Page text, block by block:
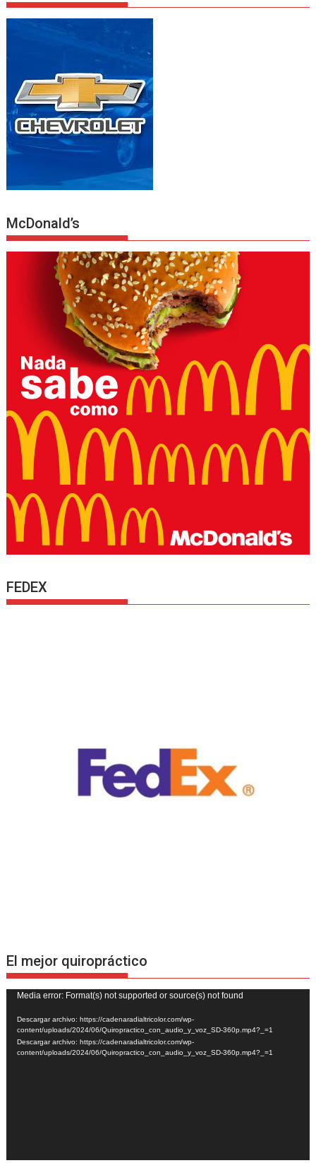
McDonald’s
FEDEX
El mejor quiropráctico
Reproductor
de
vídeo
Media error: Format(s) not supported or source(s) not found
Descargar archivo: https://cadenaradialtricolor.com/wp-
content/uploads/2024/06/Quiropractico_con_audio_y_voz_SD-360p.mp4?_=1
Descargar archivo: https://cadenaradialtricolor.com/wp-
content/uploads/2024/06/Quiropractico_con_audio_y_voz_SD-360p.mp4?_=1